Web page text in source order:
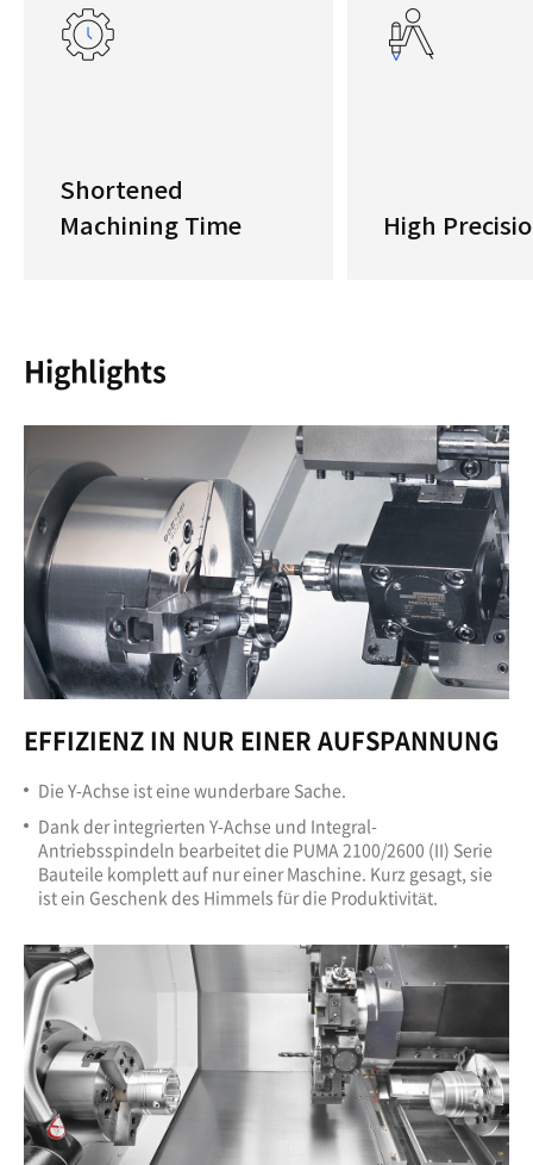
Shortened
Machining Time
High
Highlights
EFFIZIENZ IN NUR EINER AUFSPANNUNG
Die Y-Achse ist eine wunderbare Sache.
Dank der integrierten Y-Achse und Integral-
Antriebsspindeln bearbeitet die PUMA 2100/2600 (II) Serie
Bauteile komplett auf nur einer Maschine. Kurz gesagt, sie
ist ein Geschenk des Himmels für die Produktivität.